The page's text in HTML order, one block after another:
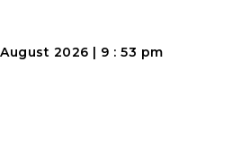
2026 | 9 : 53 pm